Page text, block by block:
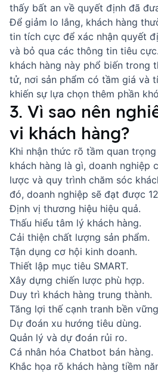
thấy bất an về quyết định đã
Để giảm lo lắng, khách hàng
tin tích cực để xác nhận quyết
và bỏ qua các thông tin tiêu
khách hàng này phổ biến trong
tử, nơi sản phẩm có tầm giá và
khiến sự lựa chọn thêm phần
3. Vì sao nên
vi khách hàng?
Khi nhận thức rõ tầm quan
khách hàng là gì, doanh nghiệp
lược và quy trình chăm sóc
đó, doanh nghiệp sẽ đạt được
Định vị thương hiệu hiệu quả.
Thấu hiểu tâm lý khách hàng.
Cải thiện chất lượng sản phẩm.
Tận dụng cơ hội kinh doanh.
Thiết lập mục tiêu SMART.
Xây dựng chiến lược phù hợp.
Duy trì khách hàng trung thành.
Tăng lợi thế cạnh tranh bền
Dự đoán xu hướng tiêu dùng.
Quản lý và dự đoán rủi ro.
Cá nhân hóa Chatbot bán hàng.
Khắc họa rõ khách hàng tiềm